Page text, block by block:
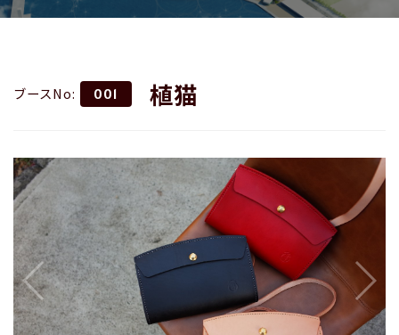
ブースNo: 001 植猫